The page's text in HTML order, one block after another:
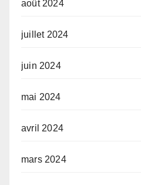
août 2024
juillet 2024
juin 2024
mai 2024
avril 2024
mars 2024